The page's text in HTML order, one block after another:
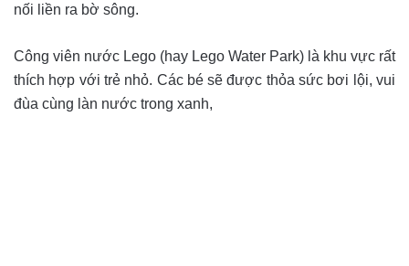
nối liền ra bờ sông.
Công viên nước Lego (hay Lego Water Park) là khu vực rất
thích hợp với trẻ nhỏ. Các bé sẽ được thỏa sức bơi lội, vui
đùa cùng làn nước trong xanh,